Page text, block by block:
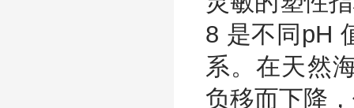
8 是不同pH
系。在天然
负移而下降